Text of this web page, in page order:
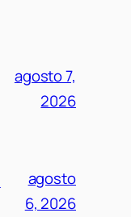
agosto 7,
2026
agosto
6, 2026